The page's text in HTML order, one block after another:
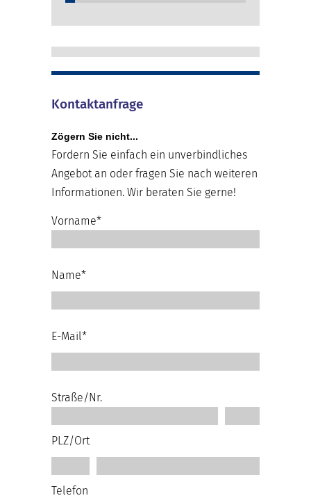
Kontaktanfrage
Zögern Sie nicht...
Fordern Sie einfach ein unverbindliches
Angebot an oder fragen Sie nach weiteren
Informationen. Wir beraten Sie gerne!
Vorname*
Name*
E-Mail*
Straße/Nr.
PLZ/Ort
Telefon